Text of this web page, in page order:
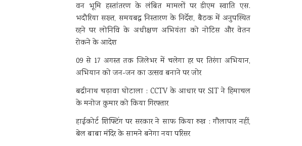
वन भूमि हस्तांतरण के लंबित मामलों पर डीएम स्वाति एस.
भदौरिया सख्त, समयबद्ध निस्तारण के निर्देश, बैठक में अनुपस्थित
रहने पर लोनिवि के अधीक्षण अभियंता को नोटिस और वेतन
रोकने के आदेश
09 से 17 अगस्त तक जिलेभर में चलेगा हर घर तिरंगा अभियान,
अभियान को जन-जन का उत्सव बनाने पर जोर
बद्रीनाथ चढ़ावा घोटाला : CCTV के आधार पर SIT ने हिमाचल
के मनोज कुमार को किया गिरफ्तार
हाईकोर्ट शिफ्टिंग पर सरकार ने साफ किया रुख : गौलापार नहीं,
बेल बाबा मंदिर के सामने बनेगा नया परिसर